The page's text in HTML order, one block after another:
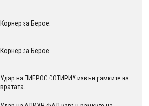
Корнер за Берое.
Корнер за Берое.
Удар на ПИЕРОС СОТИРИУ извън рамките на
вратата.